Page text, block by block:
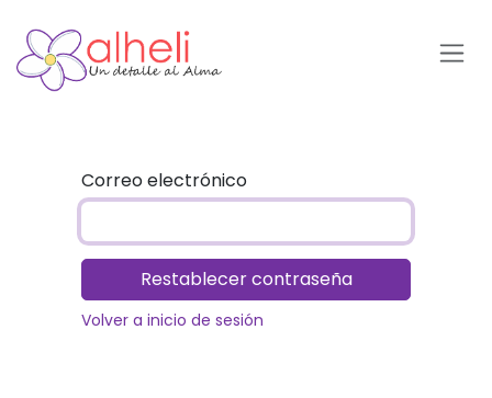
Correo electrónico
Restablecer contraseña
Volver a inicio de sesión